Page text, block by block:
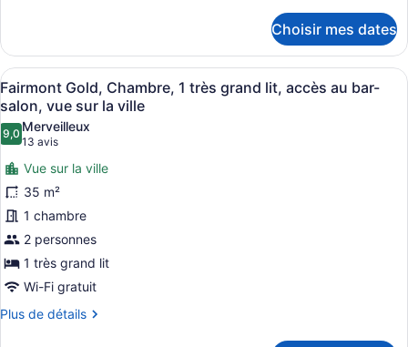
lits
jumeaux,
vue
sur
la
ville
Chambre
Deluxe,
2
lits
jumeaux,
vue
sur
la
ville
Choisir mes dates
Afficher
toutes
les
photos
pour
ce
type
de
chambre :
Fairmont
Gold,
Chambre,
Minibar, coffre-fort pour
7
Fairmont Gold, Chambre, 1 très grand lit, accès au bar-
salon, vue sur la ville
9,09,0 sur 10
Merveilleux
13 avis
(13 avis)
Vue sur la ville
35 m²
1 chambre
2 personnes
1 très grand lit
Wi-Fi gratuit
Plus de détails
Plus